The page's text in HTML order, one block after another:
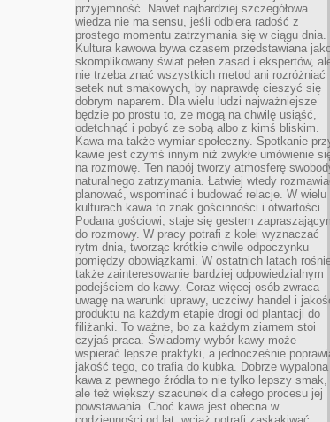
przyjemność. Nawet najbardziej szczegółowa
wiedza nie ma sensu, jeśli odbiera radość z
prostego momentu zatrzymania się w ciągu dnia.
Kultura kawowa bywa czasem przedstawiana
skomplikowany świat pełen zasad i ekspertów,
nie trzeba znać wszystkich metod ani rozróżniać
setek nut smakowych, by naprawdę cieszyć się
dobrym naparem. Dla wielu ludzi najważniejsze
będzie po prostu to, że mogą na chwilę usiąść,
odetchnąć i pobyć ze sobą albo z kimś bliskim.
Kawa ma także wymiar społeczny. Spotkanie
kawie jest czymś innym niż zwykłe umówienie
na rozmowę. Ten napój tworzy atmosferę
naturalnego zatrzymania. Łatwiej wtedy
planować, wspominać i budować relacje. W wielu
kulturach kawa to znak gościnności i otwartości.
Podana gościowi, staje się gestem
do rozmowy. W pracy potrafi z kolei wyznaczać
rytm dnia, tworząc krótkie chwile odpoczynku
pomiędzy obowiązkami. W ostatnich latach
także zainteresowanie bardziej odpowiedzialnym
podejściem do kawy. Coraz więcej osób zwraca
uwagę na warunki uprawy, uczciwy handel i
produktu na każdym etapie drogi od plantacji do
filiżanki. To ważne, bo za każdym ziarnem stoi
czyjaś praca. Świadomy wybór kawy może
wspierać lepsze praktyki, a jednocześnie
jakość tego, co trafia do kubka. Dobrze wypalona
kawa z pewnego źródła to nie tylko lepszy smak,
ale też większy szacunek dla całego procesu jej
powstawania. Choć kawa jest obecna w